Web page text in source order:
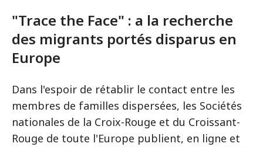
"Trace the Face" : a la recherche
des migrants portés disparus en
Europe
Dans l'espoir de rétablir le contact entre les
membres de familles dispersées, les Sociétés
nationales de la Croix-Rouge et du Croissant-
Rouge de toute l'Europe publient, en ligne et